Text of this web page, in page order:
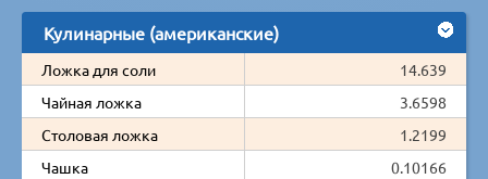
Кулинарные (американские)
Ложка для соли
14.639
Чайная ложка
3.6598
Столовая ложка
1.2199
Чашка
0.10166